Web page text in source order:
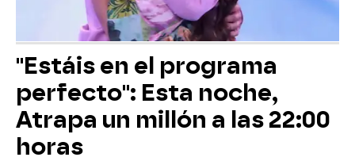
"Estáis en el programa
perfecto": Esta noche,
Atrapa un millón a las 22:00
horas